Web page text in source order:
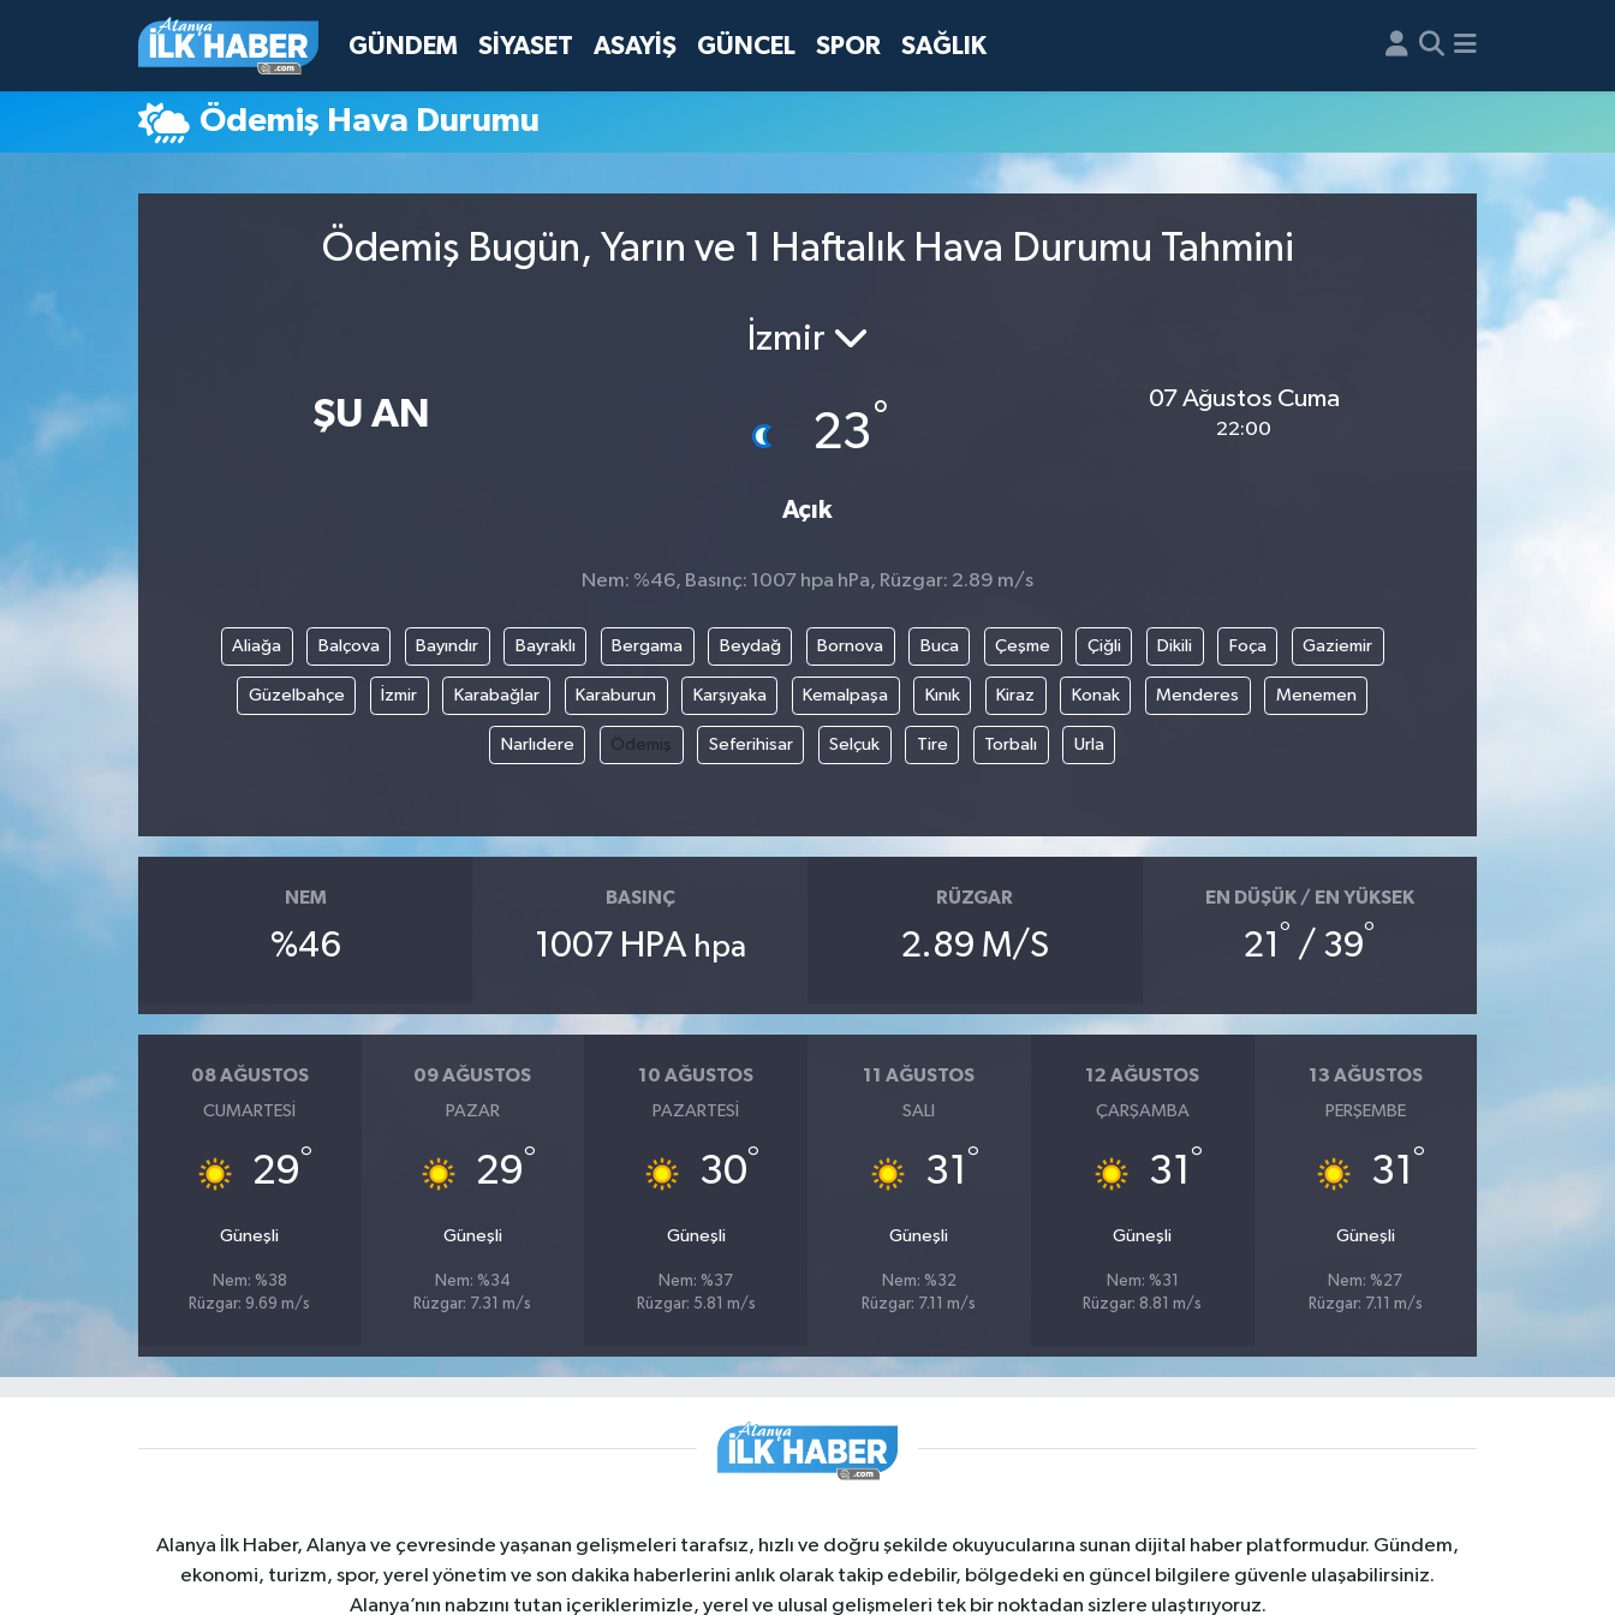
GÜNDEM SİYASET ASAYİŞ GÜNCEL SPOR SAĞLIK
Ödemiş Hava Durumu
Ödemiş Bugün, Yarın ve 1 Haftalık Hava Durumu Tahmini
ŞU AN
İzmir
23°
Açık
07 Ağustos Cuma
22:00
Nem: %46, Basınç: 1007 hpa hPa, Rüzgar: 2.89 m/s
Aliağa Balçova Bayındır Bayraklı Bergama Beydağ Bornova Buca Çeşme Çiğli Dikili Foça Gaziemir
Güzelbahçe İzmir Karabağlar Karaburun Karşıyaka Kemalpaşa Kınık Kiraz Konak Menderes Menemen
Narlıdere Ödemiş Seferihisar Selçuk Tire Torbalı Urla
NEM
%46
BASINÇ
1007 HPA hpa
RÜZGAR
2.89 M/S
EN DÜŞÜK / EN YÜKSEK
21 ° / 39°
08 AĞUSTOS
CUMARTESI
29°
Güneşli
Nem: %38
Rüzgar: 9.69 m/s
09 AĞUSTOS
PAZAR
29°
Güneşli
Nem: %34
Rüzgar: 7.31 m/s
10 AĞUSTOS
PAZARTESI
30°
Güneşli
Nem: %37
Rüzgar: 5.81 m/s
11 AĞUSTOS
SALI
31 °
Güneşli
Nem: %32
Rüzgar: 7.11 m/s
12 AĞUSTOS
ÇARŞAMBA
31 °
Güneşli
Nem: %31
Rüzgar: 8.81 m/s
13 AĞUSTOS
PERŞEMBE
31 °
Güneşli
Nem: %27
Rüzgar: 7.11 m/s
Alanya İlk Haber, Alanya ve çevresinde yaşanan gelişmeleri tarafsız, hızlı ve doğru şekilde okuyucularına sunan dijital haber platformudur. Gündem,
ekonomi, turizm, spor, yerel yönetim ve son dakika haberlerini anlık olarak takip edebilir, bölgedeki en güncel bilgilere güvenle ulaşabilirsiniz.
Alanya’nın nabzını tutan içeriklerimizle, yerel ve ulusal gelişmeleri tek bir noktadan sizlere ulaştırıyoruz.
Antalya Nöbetçi Eczaneler
Antalya Hava Durumu
Tüm Manşetler